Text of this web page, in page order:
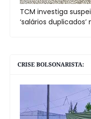
TCM investiga
‘salários
CRISE BOLSONARISTA: